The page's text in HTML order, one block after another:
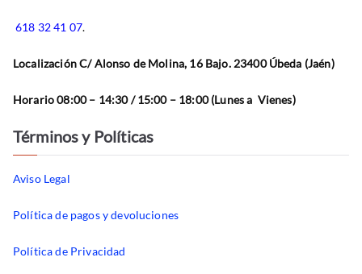
618 32 41 07.
Localización C/ Alonso de Molina, 16 Bajo. 23400 Úbeda (Jaén)
Horario 08:00 – 14:30 / 15:00 – 18:00 (Lunes a Vienes)
Términos y Políticas
Aviso Legal
Política de pagos y devoluciones
Política de Privacidad